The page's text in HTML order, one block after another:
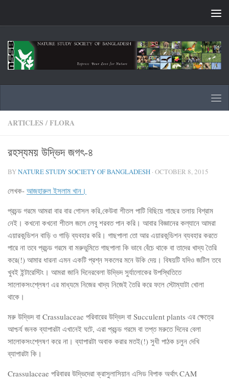
ARTICLES /FLORA
রহস্যময় উদ্ভিদ জগৎ-৪
BYNATURE STUDY SOCIETY OF BANGLADESH · OCTOBER 8, 2015
লেখক- আজহারুল ইসলাম খান।
প্রচন্ড গরমে আমরা বার বার গোসল করি,কেউবা শীতল পাটি বিছিয়ে গাছের তলায় বিশ্রাম
নেই। কখনো কখনো শীতল জলে লেবু শরবত পান করি। আবার বিজ্ঞানের কল্যানে আমরা
এয়ারকন্ডিশন বাড়ি ও গাড়ি ব্যবহার করি। গাছপালা তো আর এয়ারকন্ডিশন ব্যবহার করতে
পারে না তবে প্রচন্ড গরমে বা মরুভুমিতে গাছপালা কি ভাবে বেঁচে থাকে বা তাদের খাদ্য তৈরি
করে(!) আমার ধারনা এমন একটি প্রশ্ন সকলের মনে উকি দেয়। বিষয়টি যদিও জটিল তবে
খুবই ইন্টারেস্টিং। আমরা জানি দিনেরবেলা উদ্ভিদ সুর্যালোকের উপস্থিতিতে
সালোকসংশ্লেষণ এর মাধ্যমে নিজের খাদ্য নিজেই তৈরি করে ফলে স্টোম্যাটা খোলা
থাকে।
মরু উদ্ভিদ বা Crassulaceae পরিবারের উদ্ভিদ বা Succulent plants এর ক্ষেত্রে
আশ্চর্য জনক ব্যাপারটা এখানেই ঘটে, এরা প্রচন্ড গরমে বা তপ্ত মরুতে দিনের বেলা
সালোকসংশ্লেষণ করে না। ব্যাপারটা অবাক করার মতই(!) সুধী পাঠক চলুন দেখি
ব্যাপারটা কি।
Crassulaceae পরিবারর উদ্ভিদেরা ক্রাসুলাসিয়ান এসিড বিপাক অর্থাৎ CAM